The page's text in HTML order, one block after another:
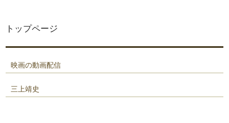
トップページ
映画の動画配信
三上靖史